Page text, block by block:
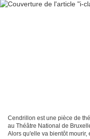
Cendrillon est une pièce de
au Théâtre National de
Alors qu'elle va bientôt mourir,